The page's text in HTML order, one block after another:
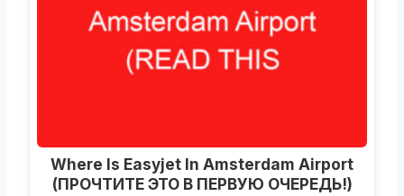
Where Is Easyjet In Amsterdam Airport
(ПРОЧТИТЕ ЭТО В ПЕРВУЮ ОЧЕРЕДЬ!)